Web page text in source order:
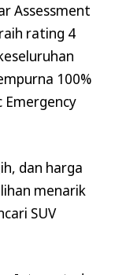
Assessment
rating 4
100%
dan harga
menarik
SUV